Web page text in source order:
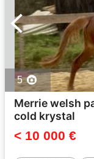
5
Merrie welsh
cold krystal
< 10 000 €